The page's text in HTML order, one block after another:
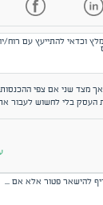
וכדאי להתייעץ עם רוח/
מצד שני אם צפי
העסק בלי לחשוש לעבור
להישאר פטור אלא אם ...